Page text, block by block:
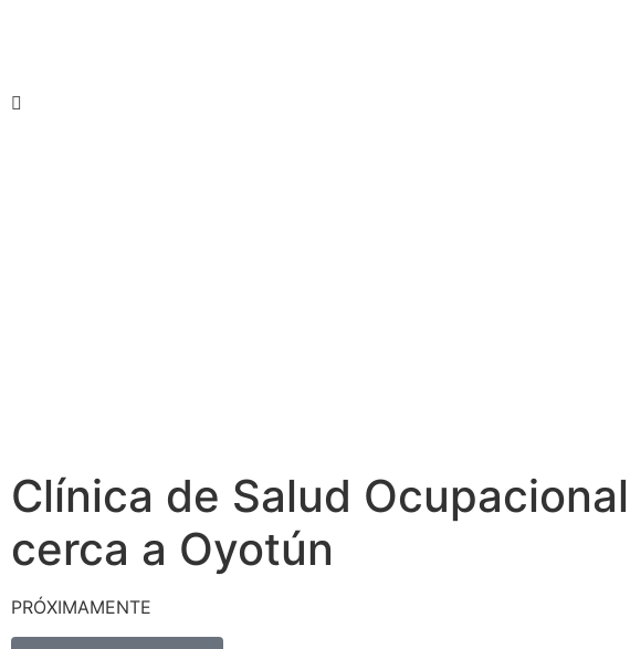
Clínica de Salud Ocupacional
cerca a Oyotún
PRÓXIMAMENTE